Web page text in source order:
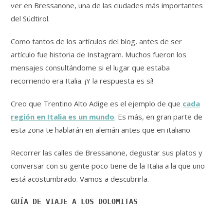
ver en Bressanone, una de las ciudades más importantes
del Südtirol.
Como tantos de los artículos del blog, antes de ser
artículo fue historia de Instagram. Muchos fueron los
mensajes consultándome si el lugar que estaba
recorriendo era Italia. ¡Y la respuesta es sí!
Creo que Trentino Alto Adige es el ejemplo de que cada
región en Italia es un mundo. Es más, en gran parte de
esta zona te hablarán en alemán antes que en italiano.
Recorrer las calles de Bressanone, degustar sus platos y
conversar con su gente poco tiene de la Italia a la que uno
está acostumbrado. Vamos a descubrirla.
GUÍA DE VIAJE A LOS DOLOMITAS